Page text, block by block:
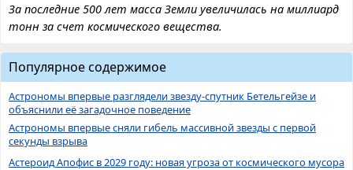
За последние 500 лет масса Земли увеличилась на миллиард
тонн за счет космического вещества.
Популярное содержимое
Астрономы впервые разглядели звезду-спутник Бетельгейзе и
объяснили её загадочное поведение
Астрономы впервые сняли гибель массивной звезды с первой
секунды взрыва
Астероид Апофис в 2029 году: новая угроза от космического мусора